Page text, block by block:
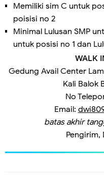
Memiliki sim C untuk
poisisi no 2
Minimal Lulusan SMP
untuk posisi no 1 dan
WALK
Gedung Avail Center
Kali Balok
No
Email:
batas akhir
Pengirim,